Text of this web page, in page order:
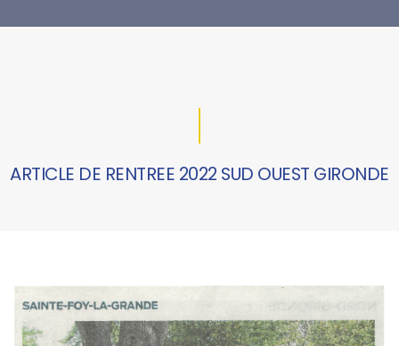
ARTICLE DE RENTREE 2022 SUD OUEST GIRONDE